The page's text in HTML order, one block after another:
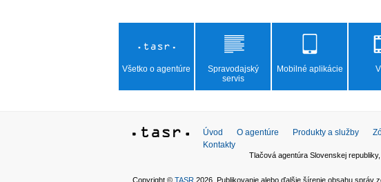
Všetko o agentúre
Spravodajský
servis
Mobilné aplikácie
Úvod O agentúre Produkty a služby
Kontakty
Tlačová agentúra Slovenskej
Copyright © TASR 2026. Publikovanie alebo ďalšie šírenie obsahu správ